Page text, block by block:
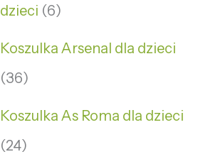
dzieci 6
Koszulka Arsenal dla dzieci
36
Koszulka As Roma dla dzieci
24